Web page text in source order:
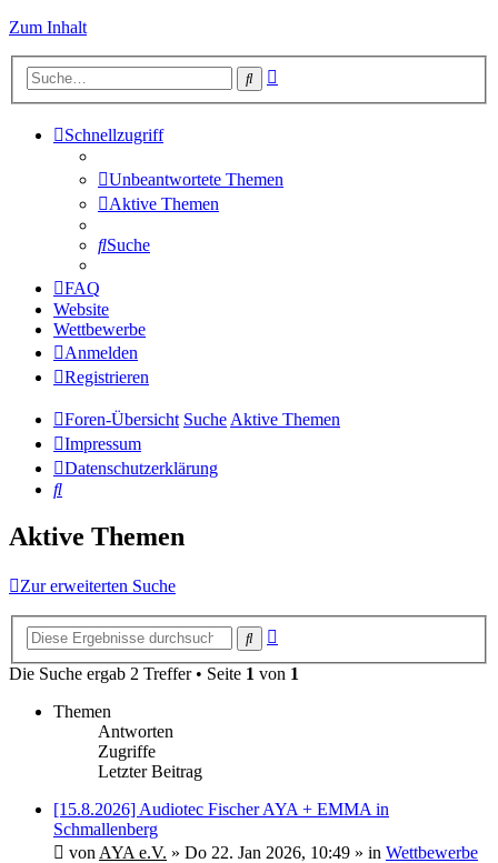
Zum Inhalt
Suche
Schnellzugriff
Unbeantwortete Themen
Aktive Themen
Suche
FAQ
Website
Wettbewerbe
Anmelden
Registrieren
Foren-Übersicht Suche Aktive Themen
Impressum
Datenschutzerklärung
Suche
Aktive Themen
Zur erweiterten Suche
Suche
Die Suche ergab 2 Treffer • Seite 1 von 1
Themen
Antworten
Zugriffe
Letzter Beitrag
[15.8.2026] Audiotec Fischer AYA + EMMA in
Schmallenberg
von AYA e.V. » Do 22. Jan 2026, 10:49 » in Wettbewerbe